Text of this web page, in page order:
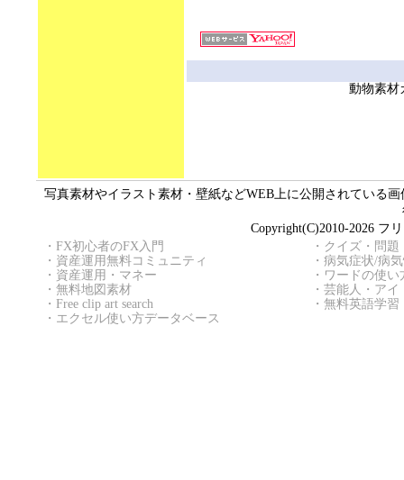
動物素材
写真素材やイラスト素材・壁紙などWEB上に公開されている
Copyright(C)2010-2026 フ
・ FX初心者のFX入門
・ 資産運用無料コミュニティ
・ 資産運用・マネー
・ 無料地図素材
・ Free clip art search
・ エクセル使い方データベース
・ クイズ・問題
・ 病気症状/病
・ ワードの使い
・ 芸能人・アイ
・ 無料英語学習